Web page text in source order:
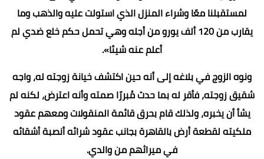
لمستقبلنا معًا وشراء المنزل الذي استولت عليه والذهب وما
يقارب من 120 ألف يورو من أجله وهي تحمل حكم خلع ضدي لم
أعلم عنه شيئا».
ونوه الزوج في بلاغه إلى أنه حين اكتشف خيانة زوجته له، واجه
شقيق زوجته، فأقر له بما حدث مُبررًا صمته وأنه اعترض، لكنه لم
يشأ أن يخبره، ولذلك قام بحرق قائمة المنقولات ومعهم عقود
ملكيته لقطعة أرض بالقاهرة بجانب عقود شرائه أنصبة أشقائه
في ميراثهم من والدي.